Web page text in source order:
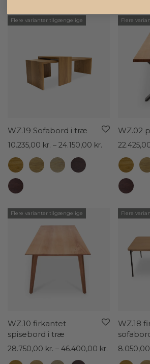
Flere varianter tilgængelige
WZ.19 Sofabord i træ
10.235,00 kr. – 24.150,00 kr. Prisinterval:
10.235,00 kr.
24.150,00 kr.
Flere
WZ.02
Flere varianter tilgængelige
WZ.10 firkantet
spisebord i træ
28.750,00 kr. – 46.400,00 kr. Prisinterval:
28.750,00
Flere
WZ.18
8.050,00